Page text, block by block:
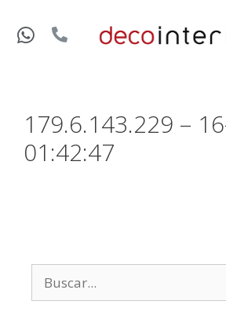
179.6.143.229 –
01:42:47